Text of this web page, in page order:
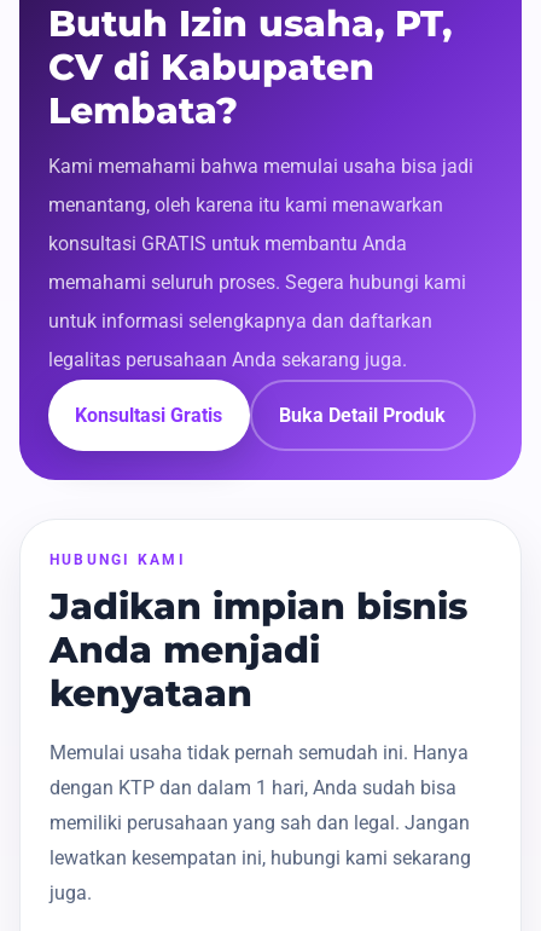
Butuh Izin usaha, PT,
CV di Kabupaten
Lembata?
Kami memahami bahwa memulai usaha bisa jadi
menantang, oleh karena itu kami menawarkan
konsultasi GRATIS untuk membantu Anda
memahami seluruh proses. Segera hubungi kami
untuk informasi selengkapnya dan daftarkan
legalitas perusahaan Anda sekarang juga.
Konsultasi Gratis Buka Detail Produk
HUBUNGI KAMI
Jadikan impian bisnis
Anda menjadi
kenyataan
Memulai usaha tidak pernah semudah ini. Hanya
dengan KTP dan dalam 1 hari, Anda sudah bisa
memiliki perusahaan yang sah dan legal. Jangan
lewatkan kesempatan ini, hubungi kami sekarang
juga.